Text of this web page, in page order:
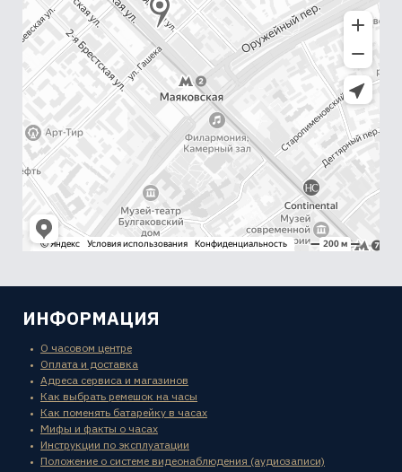
ИНФОРМАЦИЯ
О часовом центре
Оплата и доставка
Адреса сервиса и магазинов
Как выбрать ремешок на часы
Как поменять батарейку в часах
Мифы и факты о часах
Инструкции по эксплуатации
Положение о системе видеонаблюдения (аудиозаписи)